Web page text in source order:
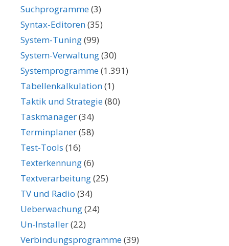
Suchprogramme(3)
Syntax-Editoren(35)
System-Tuning(99)
System-Verwaltung(30)
Systemprogramme(1.391)
Tabellenkalkulation(1)
Taktik und Strategie(80)
Taskmanager(34)
Terminplaner(58)
Test-Tools (16)
Texterkennung(6)
Textverarbeitung(25)
TV und Radio (34)
Ueberwachung(24)
Un-Installer(22)
Verbindungsprogramme(39)